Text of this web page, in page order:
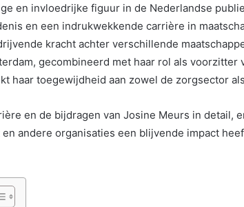
en invloedrijke figuur in de Nederlandse
en een indrukwekkende carrière in
kracht achter verschillende
gecombineerd met haar rol als voorzitter
haar toegewijdheid aan zowel de zorgsector
en de bijdragen van Josine Meurs in detail,
andere organisaties een blijvende impact